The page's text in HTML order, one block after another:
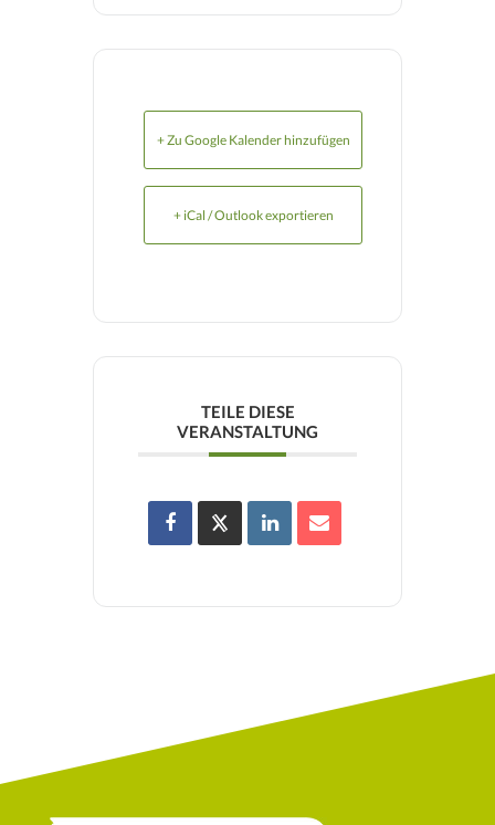
+ Zu Google Kalender hinzufügen
+ iCal / Outlook exportieren
TEILE DIESE
VERANSTALTUNG